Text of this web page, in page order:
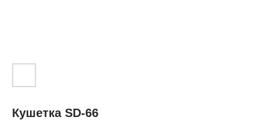
Кушетка SD-66